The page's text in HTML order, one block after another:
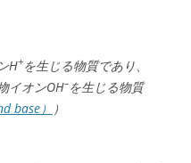
H+を生じる物質であり、
イオンOH–を生じる物質
base） ）